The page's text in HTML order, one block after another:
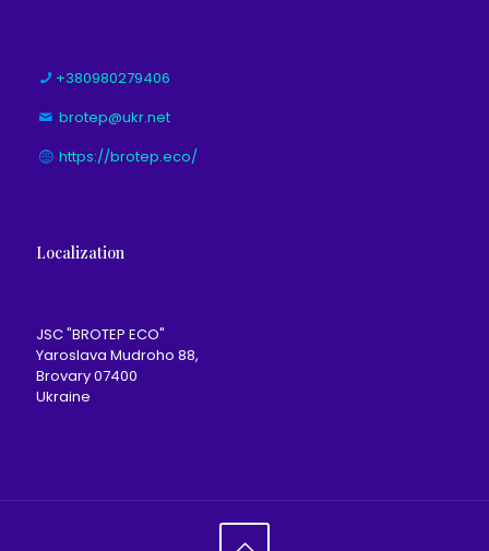
+380980279406
brotep@ukr.net
https://brotep.eco/
Localization
JSC "BROTEP ECO"
Yaroslava Mudroho 88,
Brovary 07400
Ukraine